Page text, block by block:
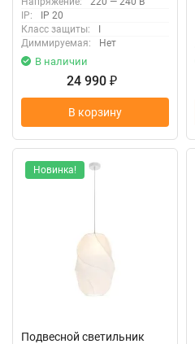
IP:
IP 20
Класс защиты:
I
Диммируемая:
Нет
В наличии
24 990 ₽
В корзину
Новинка!
Подвесной светильник